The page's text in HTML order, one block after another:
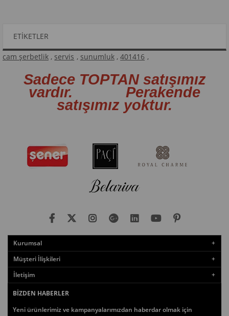
ETIKETLER
cam şerbetlik , servis , sunumluk , 401416 ,
Sadece TOPTAN satışımız
vardır. Perakende
satışımız yoktur.
Kurumsal
Müşteri İlişkileri
İletişim
BIZDEN HABERLER
Yeni ürünlerimiz ve kampanyalarımızdan haberdar olmak için